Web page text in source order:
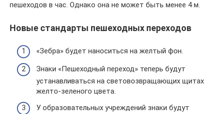
пешеходов в час. Однако она не может быть менее 4 м.
Новые стандарты пешеходных переходов
«Зебра» будет наноситься на желтый фон.
Знаки «Пешеходный переход» теперь будут
устанавливаться на световозвращающих щитах
желто-зеленого цвета.
У образовательных учреждений знаки будут